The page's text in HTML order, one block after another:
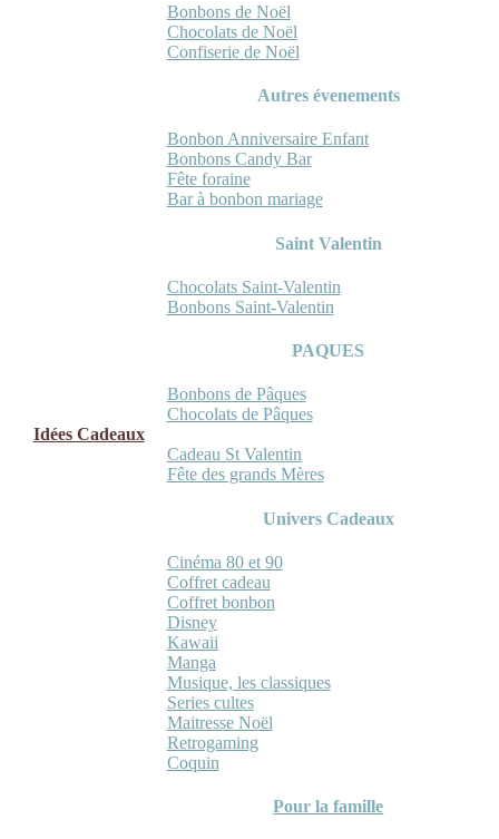
Bonbons de Noël
Chocolats de Noël
Confiserie de Noël
Autres évenements
Bonbon Anniversaire Enfant
Bonbons Candy Bar
Fête foraine
Bar à bonbon mariage
Saint Valentin
Chocolats Saint-Valentin
Bonbons Saint-Valentin
PAQUES
Bonbons de Pâques
Chocolats de Pâques
Idées Cadeaux
Cadeau St Valentin
Fête des grands Mères
Univers Cadeaux
Cinéma 80 et 90
Coffret cadeau
Coffret bonbon
Disney
Kawaii
Manga
Musique, les classiques
Series cultes
Maitresse Noël
Retrogaming
Coquin
Pour la famille